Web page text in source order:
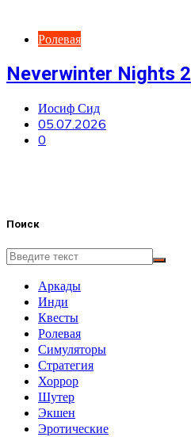
Ролевая
Neverwinter Nights 2
Иосиф Сид
05.07.2026
0
Поиск
Аркады
Инди
Квесты
Ролевая
Симуляторы
Стратегия
Хоррор
Шутер
Экшен
Эротические